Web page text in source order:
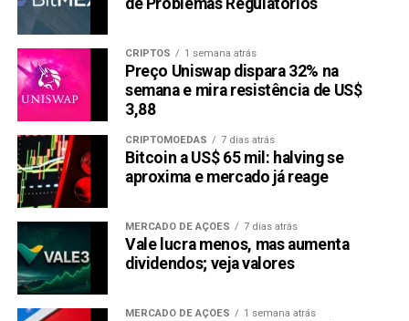
de Problemas Regulatórios
CRIPTOS 1 semana atrás
Preço Uniswap dispara 32% na
semana e mira resistência de US$
3,88
CRIPTOMOEDAS 7 dias atrás
Bitcoin a US$ 65 mil: halving se
aproxima e mercado já reage
MERCADO DE AÇÕES 7 dias atrás
Vale lucra menos, mas aumenta
dividendos; veja valores
MERCADO DE AÇÕES 1 semana atrás